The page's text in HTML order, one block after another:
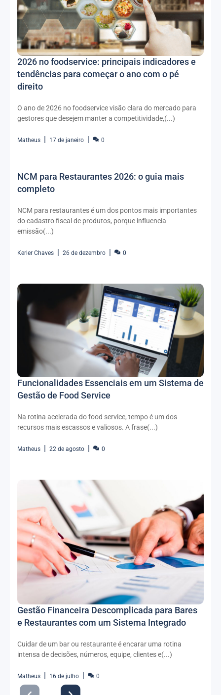
2026 no foodservice: principais indicadores e
tendências para começar o ano com o pé
direito
O ano de 2026 no foodservice visão clara do mercado para
gestores que desejem manter a competitividade,(...)
Matheus 17 de janeiro 0
NCM para Restaurantes 2026: o guia mais
completo
NCM para restaurantes é um dos pontos mais importantes
do cadastro fiscal de produtos, porque influencia
emissão(...)
Kerler Chaves 26 de dezembro 0
Funcionalidades Essenciais em um Sistema de
Gestão de Food Service
Na rotina acelerada do food service, tempo é um dos
recursos mais escassos e valiosos. A frase(...)
Matheus 22 de agosto 0
Gestão Financeira Descomplicada para Bares
e Restaurantes com um Sistema Integrado
Cuidar de um bar ou restaurante é encarar uma rotina
intensa de decisões, números, equipe, clientes e(...)
Matheus 16 de julho 0